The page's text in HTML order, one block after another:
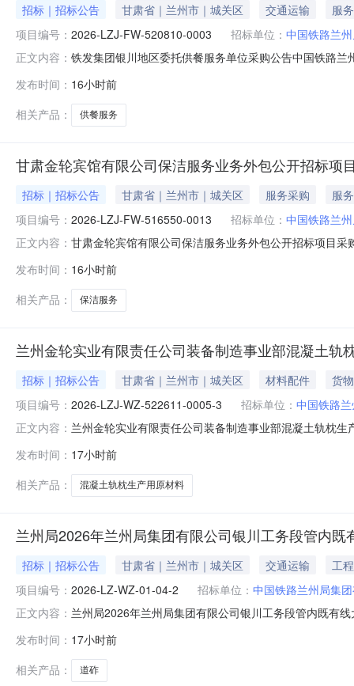
招标｜招标公告 甘肃省｜兰州市｜城关区 交通运输
服务
项目编号： 2026-LZJ-FW-520810-0003 招标单位： 中国铁路兰
正文内容： 铁发集团银川地区委托供餐服务单位采购公告中国铁路
〔2026〕11号。该项目已具备招标条件，现进行公开招
团银川地区委托供餐
发布时间： 16小时前
相关产品：
供餐服务
甘肃金轮宾馆有限公司保洁服务业务外包公开招标项
招标｜招标公告 甘肃省｜兰州市｜城关区 服务采购
服务
项目编号： 2026-LZJ-FW-516550-0013 招标单位： 中国铁路兰
正文内容： 甘肃金轮宾馆有限公司保洁服务业务外包公开招标项目
限公司，招标项目资金来自铁旅办函〔2026〕12号。该
保证金（元）服务期限
发布时间： 16小时前
相关产品：
保洁服务
兰州金轮实业有限责任公司装备制造事业部混凝土轨
招标｜招标公告 甘肃省｜兰州市｜城关区 材料配件
货物
项目编号： 2026-LZJ-WZ-522611-0005-3 招标单位： 中国铁路
正文内容： 兰州金轮实业有限责任公司装备制造事业部混凝土轨枕
二-3，招标人为中国铁路兰州局集团有限公司兰州金轮
标范围详见
发布时间： 17小时前
相关产品：
混凝土轨枕生产用原材料
兰州局2026年兰州局集团有限公司银川工务段管内
招标｜招标公告 甘肃省｜兰州市｜城关区 交通运输
工程
项目编号： 2026-LZ-WZ-01-04-2 招标单位： 中国铁路兰州局集
正文内容： 兰州局2026年兰州局集团有限公司银川工务段管内既有
集团有限公司银川工务段管内既有线大维修道砟（二次
求：详见附
发布时间： 17小时前
相关产品：
道砟